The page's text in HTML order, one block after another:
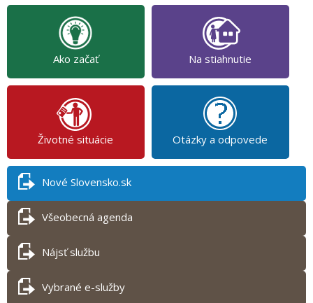
Ako začať Na stiahnutie
Životné situácie Otázky a odpovede
Nové Slovensko.sk
Všeobecná agenda
Nájsť službu
Vybrané e-služby